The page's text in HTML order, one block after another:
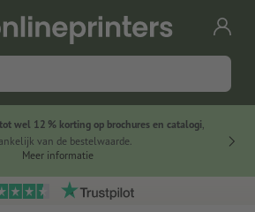
tot wel 12 % korting op brochures en catalogi,
van de bestelwaarde.
Meer informatie